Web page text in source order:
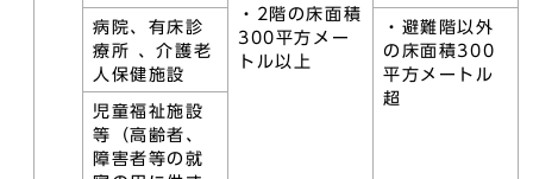
・2階の床面積
300平方メー
トル以上
病院、有床診
療所 、介護老
人保健施設
・避難階以外
の床面積300
平方メートル
超
児童福祉施設
等（高齢者、
障害者等の就